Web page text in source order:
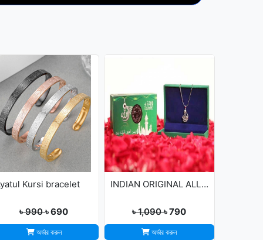
Kursi bracelet
৳ 990৳ 690
অর্ডার করুন
INDIAN ORIGINAL ALLAH BARKAT LOCKET - GOLDEN/SILVER
৳ 1,090৳ 790
অর্ডার করুন